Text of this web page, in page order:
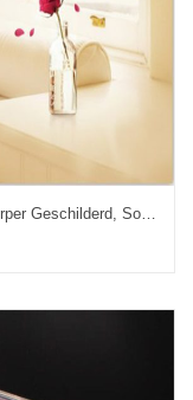
Sony Xperia E5 Hoesje Mobiele Telefoon Purper Geschilderd, Sony Xperia E5 Hoesje Hoes Bescherming